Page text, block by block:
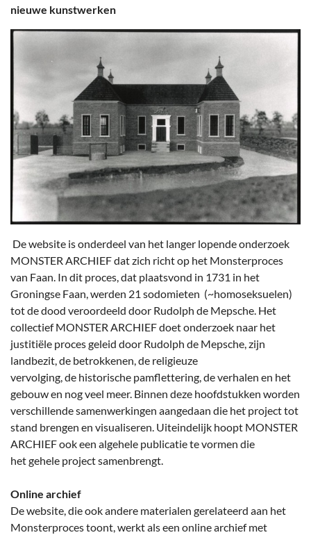
Plaats bericht
nieuwe kunstwerken
De website is onderdeel van het langer lopende onderzoek
MONSTER ARCHIEF dat zich richt op het Monsterproces
van Faan. In dit proces, dat plaatsvond in 1731 in het
Groningse Faan, werden 21 sodomieten (~homoseksuelen)
tot de dood veroordeeld door Rudolph de Mepsche. Het
collectief MONSTER ARCHIEF doet onderzoek naar het
justitiële proces geleid door Rudolph de Mepsche, zijn
landbezit, de betrokkenen, de religieuze
vervolging, de historische pamflettering, de verhalen en het
gebouw en nog veel meer. Binnen deze hoofdstukken worden
verschillende samenwerkingen aangedaan die het project tot
stand brengen en visualiseren. Uiteindelijk hoopt MONSTER
ARCHIEF ook een algehele publicatie te vormen die
het gehele project samenbrengt.
Online archief
De website, die ook andere materialen gerelateerd aan het
Monsterproces toont, werkt als een online archief met